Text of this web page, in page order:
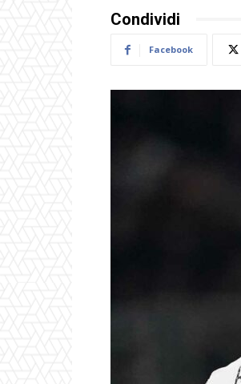
Condividi
Facebook